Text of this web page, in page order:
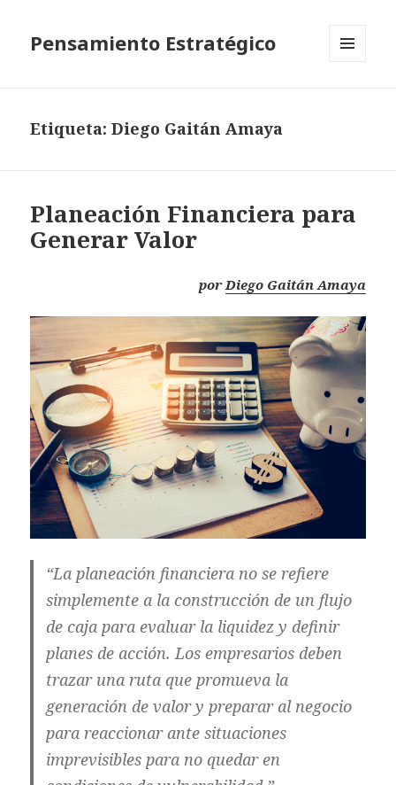
Pensamiento Estratégico
Etiqueta: Diego Gaitán Amaya
Planeación Financiera para
Generar Valor
por Diego Gaitán Amaya
“Laplaneación financiera no se refiere
simplemente a la construcción de un flujo
de caja para evaluar la liquidez y definir
planes de acción. Los empresarios deben
trazar una ruta que promueva la
generación de valor y preparar al negocio
para reaccionar ante situaciones
imprevisibles para no quedar en